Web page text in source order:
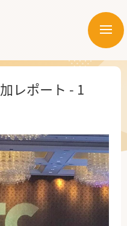
メ
ー
レポート - 1